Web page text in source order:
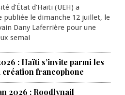
d’État d’Haïti (UEH) a
publiée le dimanche 12 juillet, le
Dany Laferrière pour une
semai
: Haïti s’invite parmi les
création francophone
2026 : Roodlynail